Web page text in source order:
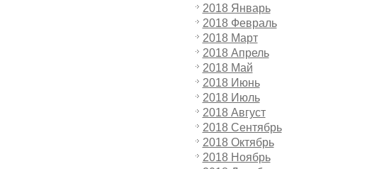
2018 Январь
2018 Февраль
2018 Март
2018 Апрель
2018 Май
2018 Июнь
2018 Июль
2018 Август
2018 Сентябрь
2018 Октябрь
2018 Ноябрь